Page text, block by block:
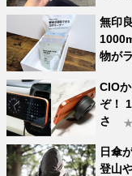
無印
物が
CIO
ぞ！
さ
日傘
登山